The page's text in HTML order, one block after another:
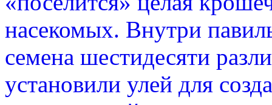
насекомых. Внутри
семена шестидесяти
установили улей для